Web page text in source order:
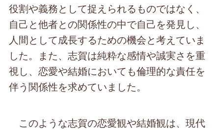
役割や義務として捉えられるものではなく、
自己と他者との関係性の中で自己を発見し、
人間として成長するための機会と考えていま
した。また、志賀は純粋な感情や誠実さを重
視し、恋愛や結婚においても倫理的な責任を
伴う関係性を求めていました。
このような志賀の恋愛観や結婚観は、現代